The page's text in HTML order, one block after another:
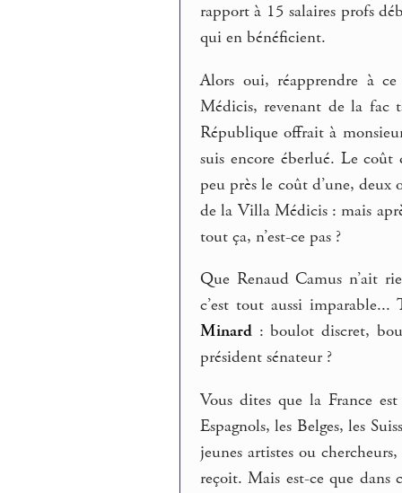
rapport à 15 salaires profs
qui en bénéficient.
Alors oui, réapprendre à
Médicis, revenant de la fac
République offrait à
suis encore éberlué. Le
peu près le coût d’une,
de la Villa Médicis : mais
tout ça, n’est-ce pas ?
Que Renaud Camus n’ait
c’est tout aussi
Minard : boulot discret,
président sénateur ?
Vous dites que la France
Espagnols, les Belges, les
jeunes artistes ou
reçoit. Mais est-ce que dans